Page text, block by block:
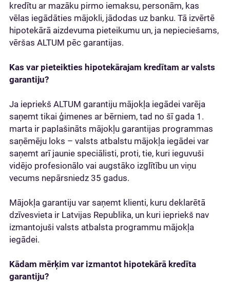
kredītu ar mazāku pirmo iemaksu, personām, kas
vēlas iegādāties mājokli, jādodas uz banku. Tā izvērtē
hipotekārā aizdevuma pieteikumu un, ja nepieciešams,
vēršas ALTUM pēc garantijas.
Kas var pieteikties hipotekārajam kredītam ar valsts
garantiju?
Ja iepriekš ALTUM garantiju mājokļa iegādei varēja
saņemt tikai ģimenes ar bērniem, tad no šī gada 1.
marta ir paplašināts mājokļu garantijas programmas
saņēmēju loks – valsts atbalstu mājokļa iegādei var
saņemt arī jaunie speciālisti, proti, tie, kuri ieguvuši
vidējo profesionālo vai augstāko izglītību un viņu
vecums nepārsniedz 35 gadus.
Mājokļa garantiju var saņemt klienti, kuru deklarētā
dzīvesvieta ir Latvijas Republika, un kuri iepriekš nav
izmantojuši valsts atbalsta programmu mājokļa
iegādei.
Kādam mērķim var izmantot hipotekārā kredīta
garantiju?